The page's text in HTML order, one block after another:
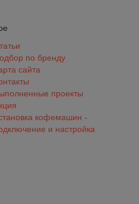
по бренду
сайта
проекты
кофемашин -
и настройка